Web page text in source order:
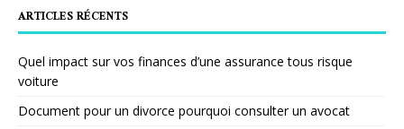
ARTICLES RÉCENTS
Quel impact sur vos finances d’une assurance tous risque
voiture
Document pour un divorce pourquoi consulter un avocat